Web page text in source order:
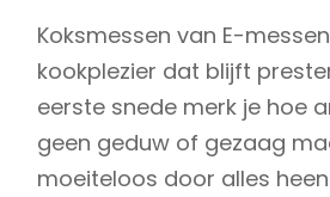
Koksmessen van E-
kookplezier dat blijft
eerste snede merk je hoe
geen geduw of gezaag
moeiteloos door alles